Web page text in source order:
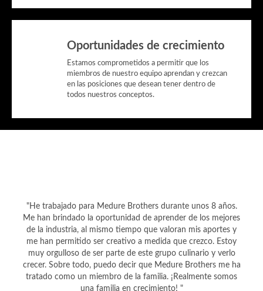
Oportunidades de crecimiento
Estamos comprometidos a permitir que los
miembros de nuestro equipo aprendan y crezcan
en las posiciones que desean tener dentro de
todos nuestros conceptos.
"He trabajado para Medure Brothers durante unos 8 años.
Me han brindado la oportunidad de aprender de los mejores
de la industria, al mismo tiempo que valoran mis aportes y
me han permitido ser creativo a medida que crezco. Estoy
muy orgulloso de ser parte de este grupo culinario y verlo
crecer. Sobre todo, puedo decir que Medure Brothers me ha
tratado como un miembro de la familia. ¡Realmente somos
una familia en crecimiento! "